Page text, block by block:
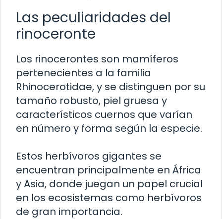
Las peculiaridades del
rinoceronte
Los rinocerontes son mamíferos
pertenecientes a la familia
Rhinocerotidae, y se distinguen por su
tamaño robusto, piel gruesa y
característicos cuernos que varían
en número y forma según la especie.
Estos herbívoros gigantes se
encuentran principalmente en África
y Asia, donde juegan un papel crucial
en los ecosistemas como herbívoros
de gran importancia.